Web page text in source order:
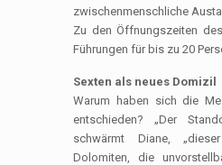
zwischenmenschliche
Zu den Öffnungszeiten
Führungen für bis zu 20
Sexten als neues Domizil
Warum haben sich die
entschieden? „Der
schwärmt Diane,
Dolomiten, die